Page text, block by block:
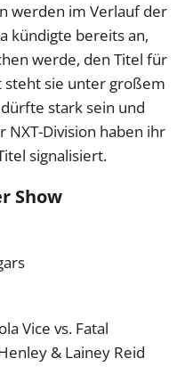
werden im Verlauf der
kündigte bereits an,
werde, den Titel für
steht sie unter großem
stark sein und
Division haben ihr
signalisiert.
Show
Vice vs. Fatal
& Lainey Reid